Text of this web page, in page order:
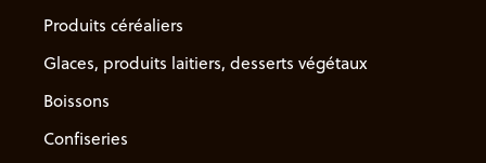
Produits céréaliers
Glaces, produits laitiers, desserts végétaux
Boissons
Confiseries